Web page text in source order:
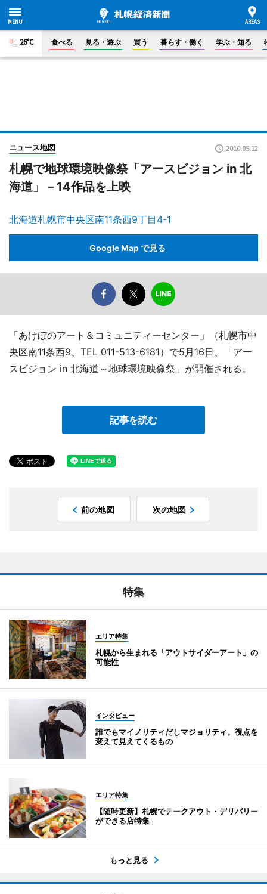
26°C 食べる 見る・遊ぶ 買う 暮らす・働く 学ぶ・知る
ニュース地図 2010.05.12
札幌で地球環境映像祭「アースビジョン in 北
海道」－14作品を上映
北海道札幌市中央区南11条西9丁目4-1
Google Map で見る
「あけぼのアート＆コミュニティーセンター」（札幌市中
央区南11条西9、TEL 011-513-6181）で5月16日、「アー
スビジョン in 北海道～地球環境映像祭」が開催される。
記事を読む
前の地図 次の地図
特集
エリア特集
札幌から生まれる「アウトサイダーアート」の
可能性
インタビュー
誰でもマイノリティだしマジョリティ。視点を
変えて見えてくるもの
エリア特集
【随時更新】札幌でテークアウト・デリバリー
ができる店特集
もっと見る